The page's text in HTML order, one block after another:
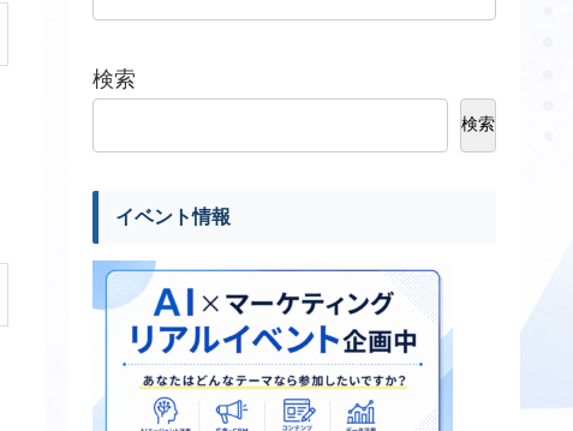
検索
検索
イベント情報